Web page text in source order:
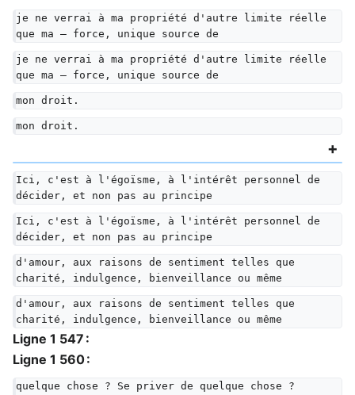
je ne verrai à ma propriété d'autre limite réelle
que ma — force, unique source de
je ne verrai à ma propriété d'autre limite réelle
que ma — force, unique source de
mon droit.
mon droit.
Ici, c'est à l'égoïsme, à l'intérêt personnel de
décider, et non pas au principe
Ici, c'est à l'égoïsme, à l'intérêt personnel de
décider, et non pas au principe
d'amour, aux raisons de sentiment telles que
charité, indulgence, bienveillance ou même
d'amour, aux raisons de sentiment telles que
charité, indulgence, bienveillance ou même
Ligne 1 547 :
Ligne 1 560 :
quelque chose ? Se priver de quelque chose ?